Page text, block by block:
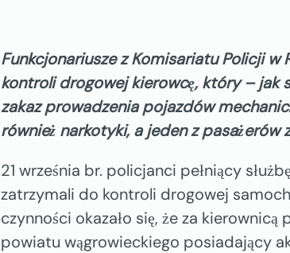
Funkcjonariusze z Komisariatu Policji
kontroli drogowej kierowcę, który – jak
zakaz prowadzenia pojazdów
również narkotyki, a jeden z pasażerów
21 września br. policjanci pełniący
zatrzymali do kontroli drogowej
czynności okazało się, że za
powiatu wągrowieckiego posiadający